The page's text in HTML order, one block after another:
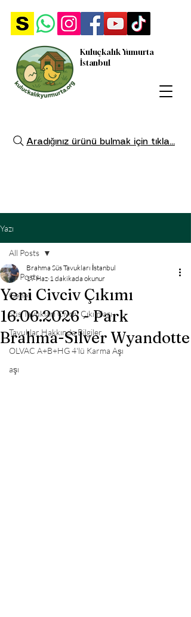
Kuluçkalık Yumurta
İstanbul
Aradığınız ürünü bulmak için tıkla...
Yazı
All Posts
Genel
Süs Tavukları Civciv Çıkımları
Tavuklar Hakkında Bilgiler
OLVAC A+B+HG 4'lü Karma Aşı
aşı
All Posts
Yeni Civciv Çıkımı
16.06.2026 - Park
Brahma-Silver Wyandotte
Brahma Süs Tavukları İstanbul
19 Haz 1 dakikada okunur